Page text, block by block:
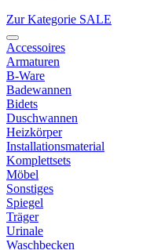
Zur Kategorie SALE
Accessoires
Armaturen
B-Ware
Badewannen
Bidets
Duschwannen
Heizkörper
Installationsmaterial
Komplettsets
Möbel
Sonstiges
Spiegel
Träger
Urinale
Waschbecken